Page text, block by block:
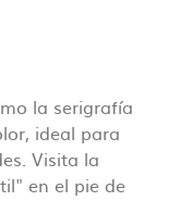
la serigrafía
ideal para
Visita la
en el pie de